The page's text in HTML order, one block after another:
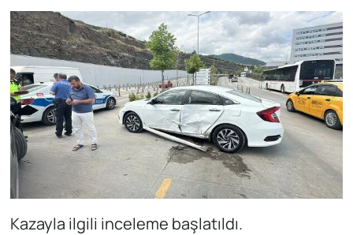
Kazayla ilgili inceleme başlatıldı.